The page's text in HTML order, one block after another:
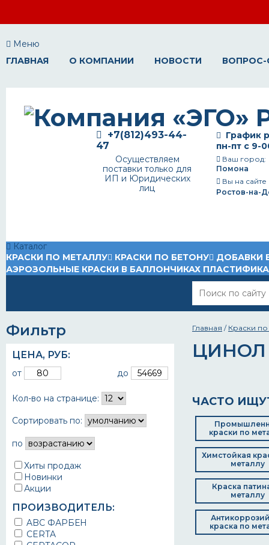
Меню
ГЛАВНАЯ
О КОМПАНИИ НОВОСТИ ВОПРОС-
График
пн-пт с 9-
Ваш город:
Помона
Вы на
Ростов-на-
+7(812)493-44-
47
Осуществляем
поставки только для
ИП и Юридических
лиц
Каталог
КРАСКИ ПО МЕТАЛЛУ
КРАСКИ ПО БЕТОНУ
ДОБАВКИ
АЭРОЗОЛЬНЫЕ КРАСКИ В БАЛЛОНЧИКАХ
Фильтр
ЦЕНА, РУБ:
от до
Кол-во на странице:
Сортировать по:
по
Хиты продаж
Новинки
Акции
ПРОИЗВОДИТЕЛЬ:
ABC ФАРБЕН
CERTA
Главная / Краски
ЧАСТО
краски по
Химстойкая
металлу
Краска
металлу
краска по